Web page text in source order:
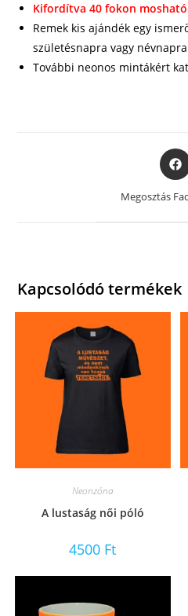
Kifordítva 40 fokon
Remek kis ajándék egy
születésnapra vagy
További neonos mintákért
in
a
Megosztás
Kapcsolódó termékek
Neonzóna
A lustaság női póló
4500 Ft